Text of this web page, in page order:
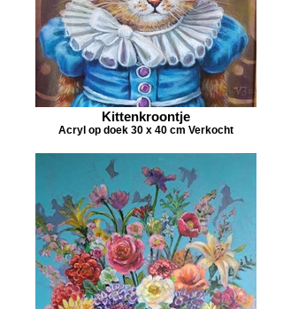
Kittenkroontje
Acryl op doek 30 x 40 cm Verkocht